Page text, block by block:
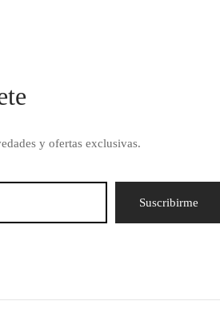
y ofertas exclusivas.